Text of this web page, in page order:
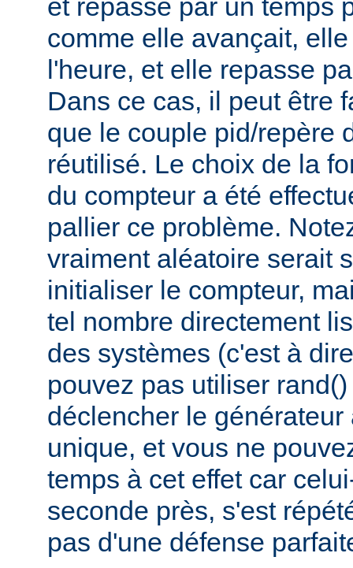
et repasse par un temps
comme elle avançait,
l'heure, et elle repasse
Dans ce cas, il peut être
que le couple pid/repère
réutilisé. Le choix de la
du compteur a été
pallier ce problème.
vraiment aléatoire serait
initialiser le compteur,
tel nombre directement
des systèmes (c'est à
pouvez pas utiliser
déclencher le
unique, et vous ne
temps à cet effet car
seconde près, s'est
pas d'une défense